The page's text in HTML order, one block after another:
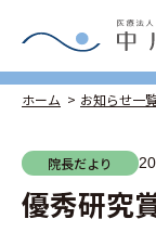
ホーム お知らせ一
院長だより
優秀研究賞